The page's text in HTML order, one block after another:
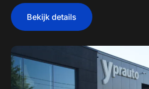
Bekijk details